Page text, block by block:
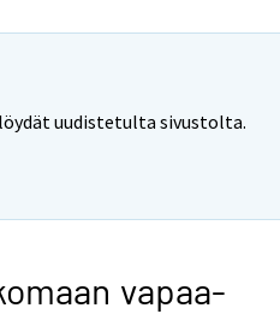
uudistetulta sivustolta.
vapaa-